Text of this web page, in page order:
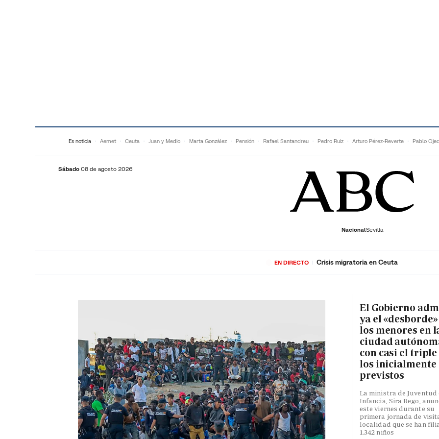
Es noticia Aemet Ceuta Juan y Medio Marta González Pensión Rafael Santandreu Pedro Ruiz Arturo Pérez-Reverte Pablo
Sábado 08 de agosto 2026
NacionalSevilla
ECONOMÍADEPORTES SOCIEDADCULTURAGENTEPLAY
EN DIRECTO Crisis migratoria en Ceuta
El Gobierno
ya el
los menores en
ciudad
con casi el triple
los inicialmente
previstos
La ministra de Juventud
Infancia, Sira Rego,
este viernes durante su
primera jornada de
localidad que se han
1.342 niños